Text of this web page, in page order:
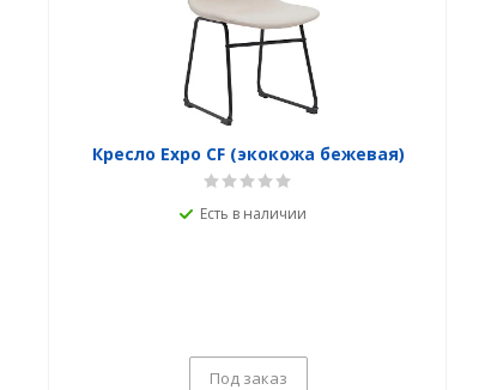
Кресло Expo CF (экокожа бежевая)
Есть в наличии
Под заказ